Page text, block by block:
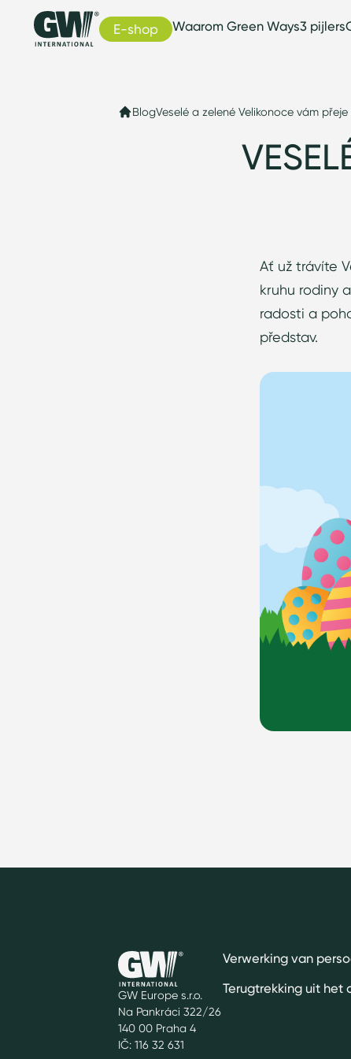
E-shop Waarom Green Ways3 pijlers
BlogVeselé a zelené Velikonoce vám přeje
Ať už trávíte
kruhu rodiny
radosti a
představ.
GW Europe s.r.o.
Na Pankráci 322/26
140 00 Praha 4
IČ: 116 32 631
Verwerking van
Terugtrekking uit het